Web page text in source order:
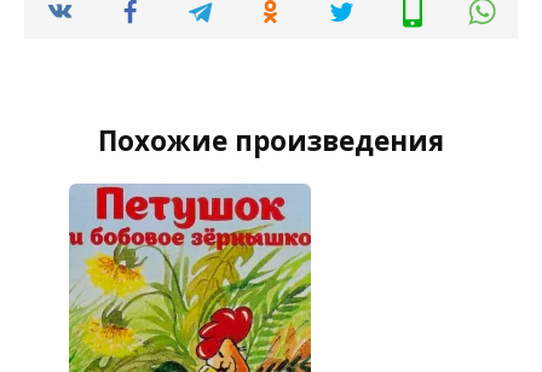
Похожие произведения